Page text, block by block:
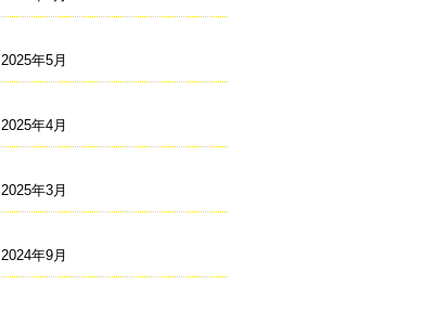
2025年5月
2025年4月
2025年3月
2024年9月